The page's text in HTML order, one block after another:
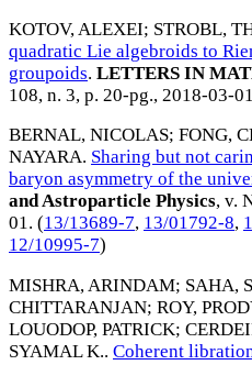
KOTOV, ALEXEI; STROBL,
quadratic Lie algebroids to
groupoids. LETTERS IN
108, n. 3, p. 20-pg., 2018-03-01
BERNAL, NICOLAS; FONG,
NAYARA. Sharing but not
baryon asymmetry of the
and Astroparticle Physics, v.
01. (13/13689-7, 13/01792-8,
12/10995-7)
MISHRA, ARINDAM; SAHA,
CHITTARANJAN; ROY,
LOUODOP, PATRICK;
SYAMAL K.. Coherent